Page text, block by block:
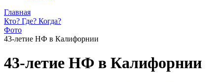
Главная
Кто? Где? Когда?
Фото
43-летие НФ в Калифорнии
43-летие НФ в Калифорнии